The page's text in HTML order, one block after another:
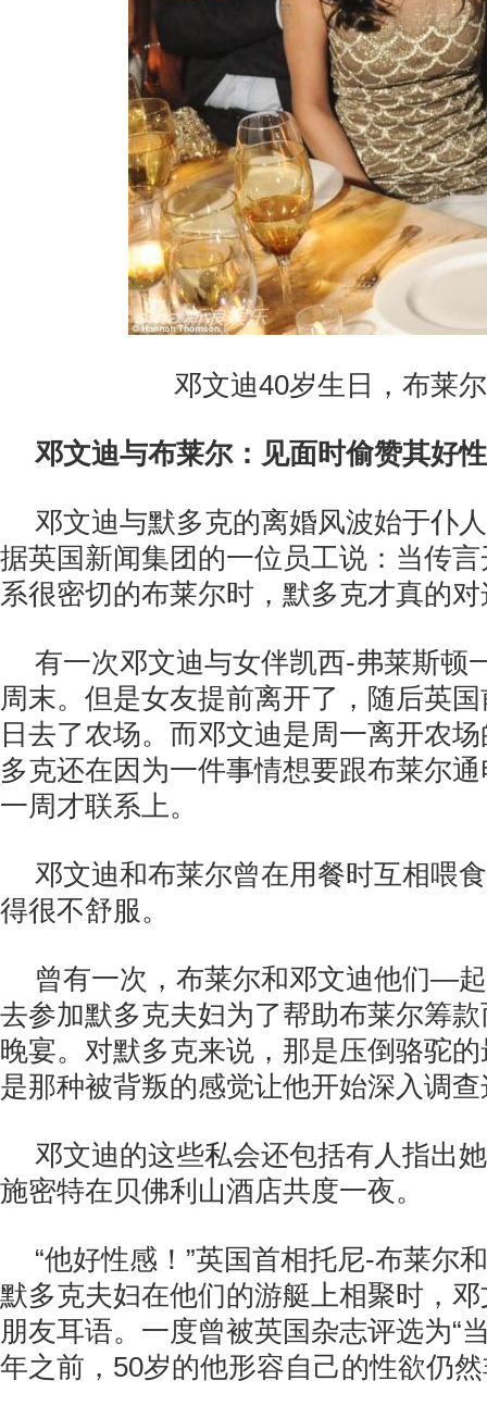
邓文迪40岁生日，布莱
邓文迪与布莱尔：见面时偷赞其好
邓文迪与默多克的离婚风波始于仆
据英国新闻集团的一位员工说：当传
系很密切的布莱尔时，默多克才真的
有一次邓文迪与女伴凯西-弗莱斯顿
周末。但是女友提前离开了，随后英
日去了农场。而邓文迪是周一离开农
多克还在因为一件事情想要跟布莱尔
一周才联系上。
邓文迪和布莱尔曾在用餐时互相喂
得很不舒服。
曾有一次，布莱尔和邓文迪他们—
去参加默多克夫妇为了帮助布莱尔筹
晚宴。对默多克来说，那是压倒骆驼
是那种被背叛的感觉让他开始深入调
邓文迪的这些私会还包括有人指出
施密特在贝佛利山酒店共度一夜。
“他好性感！”英国首相托尼-布莱尔
默多克夫妇在他们的游艇上相聚时，
朋友耳语。一度曾被英国杂志评选为“
年之前，50岁的他形容自己的性欲仍